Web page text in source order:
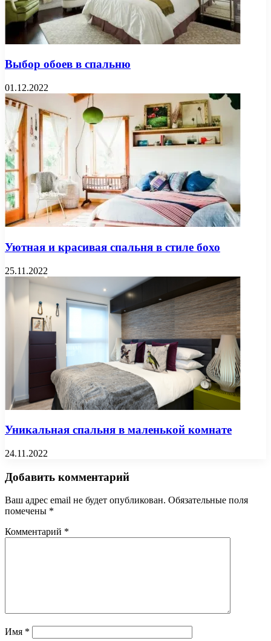
Выбор обоев в спальню
01.12.2022
Уютная и красивая спальня в стиле бохо
25.11.2022
Уникальная спальня в маленькой комнате
24.11.2022
Добавить комментарий
Ваш адрес email не будет опубликован. Обязательные поля
помечены *
Комментарий *
Имя *